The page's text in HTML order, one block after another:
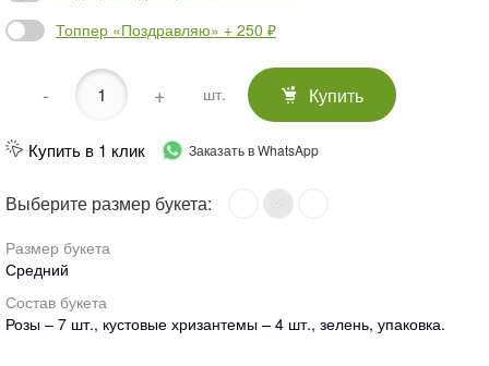
Топпер «Поздравляю» + 250 ₽
- + шт. Купить
Купить в 1 клик Заказать в WhatsApp
Выберите размер букета:
Размер букета
Средний
Состав букета
Розы – 7 шт., кустовые хризантемы – 4 шт., зелень, упаковка.